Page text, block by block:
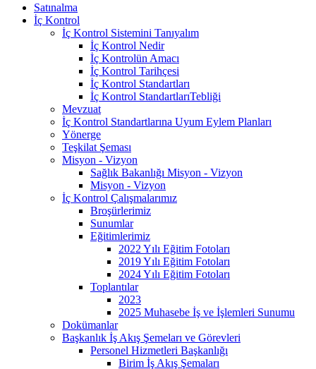
Satınalma
İç Kontrol
İç Kontrol Sistemini Tanıyalım
İç Kontrol Nedir
İç Kontrolün Amacı
İç Kontrol Tarihçesi
İç Kontrol Standartları
İç Kontrol StandartlarıTebliği
Mevzuat
İç Kontrol Standartlarına Uyum Eylem Planları
Yönerge
Teşkilat Şeması
Misyon - Vizyon
Sağlık Bakanlığı Misyon - Vizyon
Misyon - Vizyon
İç Kontrol Çalışmalarımız
Broşürlerimiz
Sunumlar
Eğitimlerimiz
2022 Yılı Eğitim Fotoları
2019 Yılı Eğitim Fotoları
2024 Yılı Eğitim Fotoları
Toplantılar
2023
2025 Muhasebe İş ve İşlemleri Sunumu
Dokümanlar
Başkanlık İş Akış Şemeları ve Görevleri
Personel Hizmetleri Başkanlığı
Birim İş Akış Şemaları